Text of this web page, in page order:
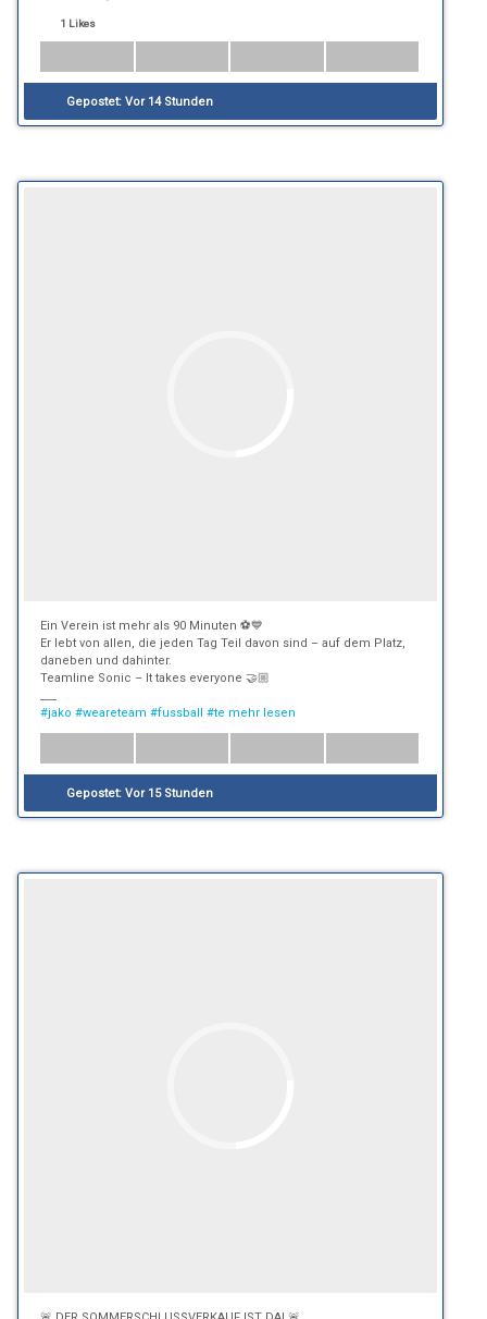
1 Likes
Gepostet: Vor 14 Stunden
Ein Verein ist mehr als 90 Minuten ⚽💙
Er lebt von allen, die jeden Tag Teil davon sind – auf dem Platz,
daneben und dahinter.
Teamline Sonic – It takes everyone 🤝🏼
#jako #weareteam #fussball #te mehr lesen
Gepostet: Vor 15 Stunden